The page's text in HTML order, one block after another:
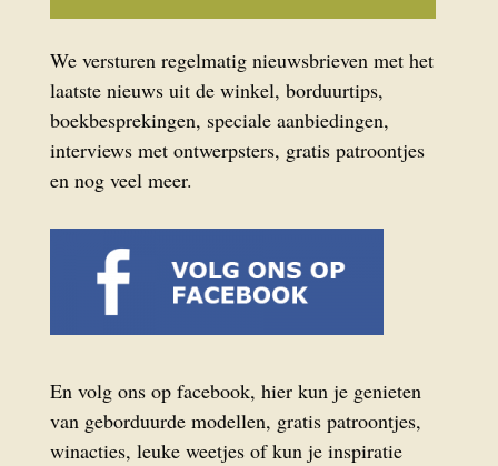
We versturen regelmatig nieuwsbrieven met het
laatste nieuws uit de winkel, borduurtips,
boekbesprekingen, speciale aanbiedingen,
interviews met ontwerpsters, gratis patroontjes
en nog veel meer.
En volg ons op facebook, hier kun je genieten
van geborduurde modellen, gratis patroontjes,
winacties, leuke weetjes of kun je inspiratie